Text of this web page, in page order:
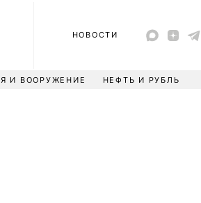
НОВОСТИ
И ВООРУЖЕНИЕ НЕФТЬ И РУБЛЬ